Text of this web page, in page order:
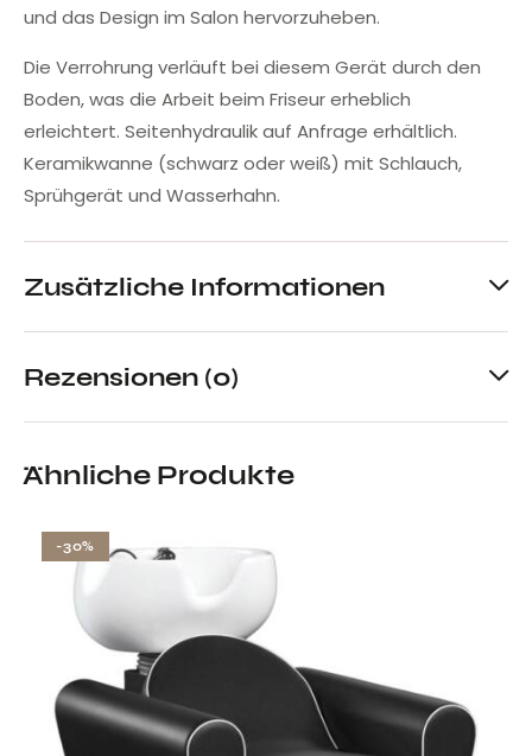
und das Design im Salon hervorzuheben.
Die Verrohrung verläuft bei diesem Gerät durch den
Boden, was die Arbeit beim Friseur erheblich
erleichtert. Seitenhydraulik auf Anfrage erhältlich.
Keramikwanne (schwarz oder weiß) mit Schlauch,
Sprühgerät und Wasserhahn.
Zusätzliche Informationen
Rezensionen (0)
Ähnliche Produkte
-30%